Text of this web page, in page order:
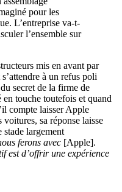
pour les
L’entreprise va-t-
l’ensemble sur
mis en avant par
à un refus poli
secret de la firme de
touche toutefois et quand
compte laisser Apple
voitures, sa réponse laisse
stade largement
ferons avec [Apple].
est d’offrir une expérience